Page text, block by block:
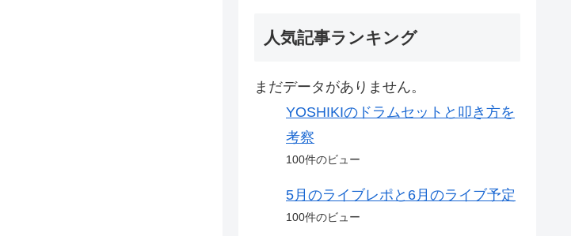
人気記事ランキング
まだデータがありません。
YOSHIKIのドラムセットと叩き方を
考察
100件のビュー
5月のライブレポと6月のライブ予定
100件のビュー